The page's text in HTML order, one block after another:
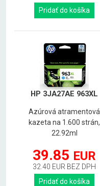
Pridať do košíka
HP 3JA27AE 963XL
Azúrová atramentová
kazeta na 1.600 strán,
22.92ml
39.85 EUR
32.40 EUR BEZ DPH
Pridať do košíka